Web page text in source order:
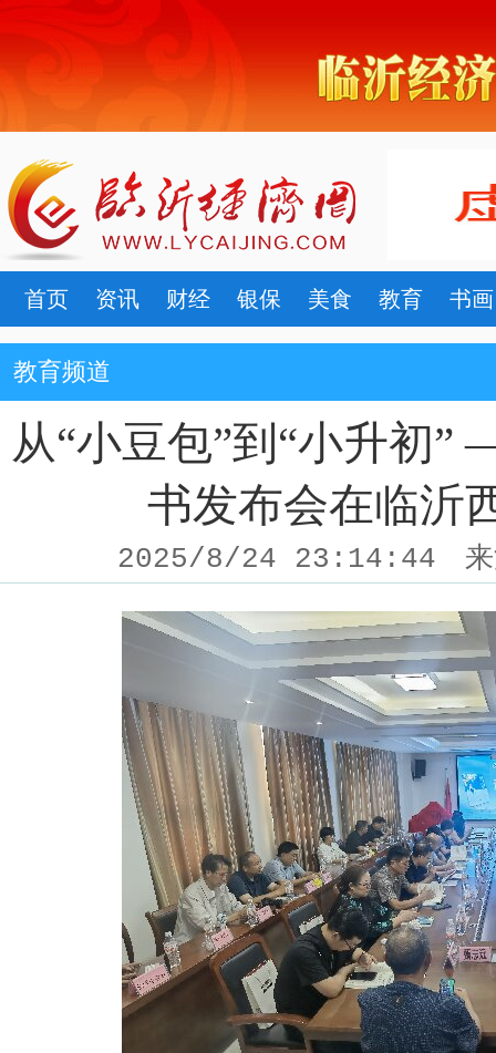
首页 资讯 财经 银保 美食 教育 书画
教育频道
从“小豆包”到“小升初
书发布会在临沂
2025/8/24 23:14:44